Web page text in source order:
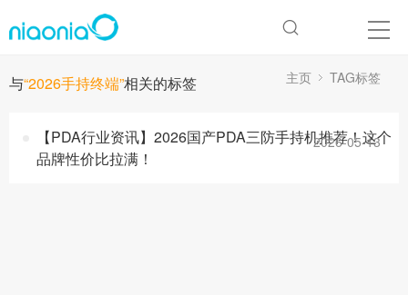
与“2026手持终端”相关的标签 主页 TAG标签
【PDA行业资讯】2026国产PDA三防手持机推荐！这个
品牌性价比拉满！
2026-05-13